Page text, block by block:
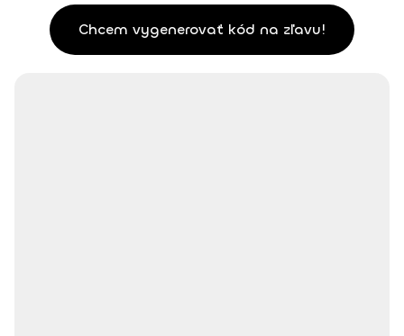
Chcem vygenerovať kód na zľavu!